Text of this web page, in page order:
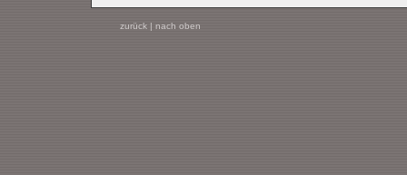
zurück| nach oben